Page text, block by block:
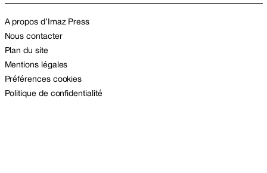
A propos d’Imaz Press
Nous contacter
Plan du site
Mentions légales
Préférences cookies
Politique de confidentialité